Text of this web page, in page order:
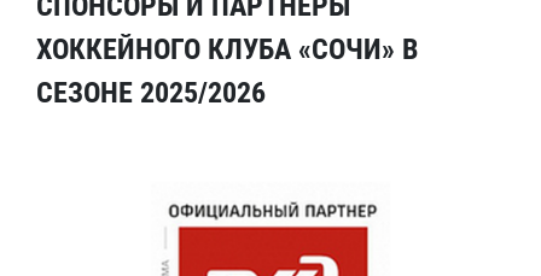
ХОККЕЙНОГО КЛУБА «СОЧИ» В
СЕЗОНЕ 2025/2026